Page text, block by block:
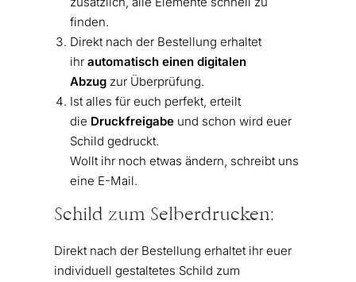
finden.
Direkt nach der Bestellung erhaltet
ihr automatisch einen digitalen
Abzugzur Überprüfung.
Ist alles für euch perfekt, erteilt
die Druckfreigabeund schon wird euer
Schild gedruckt.
Wollt ihr noch etwas ändern, schreibt uns
eine E-Mail.
Schild zum Selberdrucken:
Direkt nach der Bestellung erhaltet ihr euer
individuell gestaltetes Schild zum